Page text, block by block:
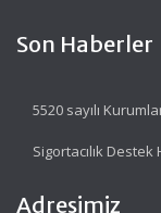
Son Haberler
5520 sayılı
Sigortacılık
Adresimiz